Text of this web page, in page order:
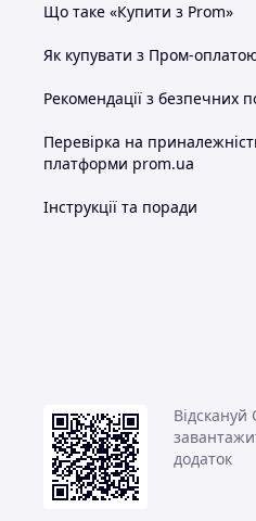
Що таке «Купити з Prom»
Як купувати з Пром-
Рекомендації з безпечних
Перевірка на
платформи prom.ua
Інструкції та поради
додаток